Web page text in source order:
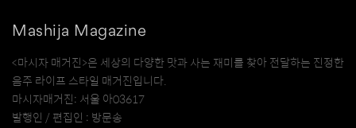
Mashija Magazine
<마시자 매거진>은 세상의 다양한 맛과 사는 재미를 찾아 전달하는 진정한
음주 라이프 스타일 매거진입니다.
마시자매거진: 서울 아03617
발행인 / 편집인 : 방문송